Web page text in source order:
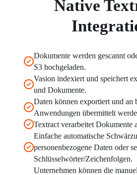
Native
Dokumente werden gescannt
S3 hochgeladen.
Vasion indexiert und speichert
und Dokumente.
Daten können exportiert und an
Anwendungen übermittelt
Textract verarbeitet Dokumente
Einfache automatische
personenbezogene Daten oder
Schlüsselwörter/Zeichenfolgen.
Unternehmen können die